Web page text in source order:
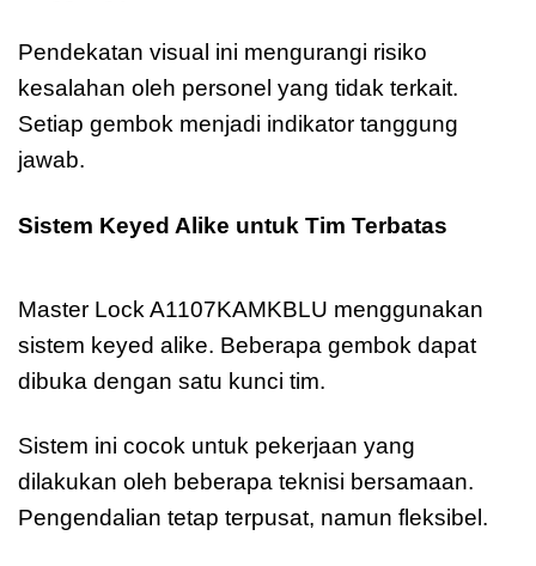
Pendekatan visual ini mengurangi risiko
kesalahan oleh personel yang tidak terkait.
Setiap gembok menjadi indikator tanggung
jawab.
Sistem Keyed Alike untuk Tim Terbatas
Master Lock A1107KAMKBLU menggunakan
sistem keyed alike. Beberapa gembok dapat
dibuka dengan satu kunci tim.
Sistem ini cocok untuk pekerjaan yang
dilakukan oleh beberapa teknisi bersamaan.
Pengendalian tetap terpusat, namun fleksibel.